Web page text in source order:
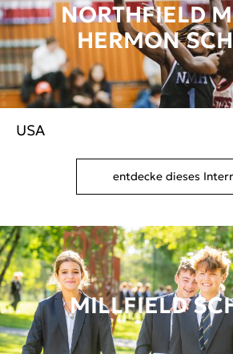
NORTHFIELD
HERMON
USA
entdecke dieses
MILLFIELD